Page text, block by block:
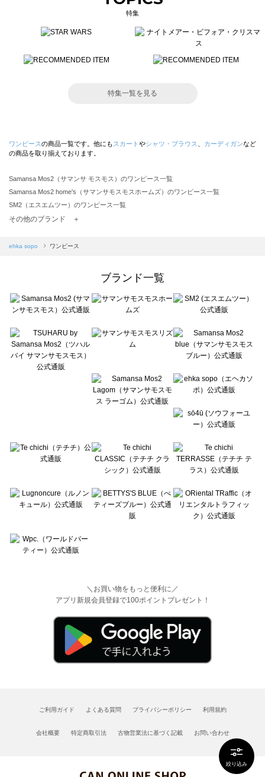
絞り込み
特集
特集一覧を見る
ワンピースの商品一覧です。他にも スカート やシャツ・ブラウス カーディガンなど
の商品を取り揃えております。
Samansa Mos2（サマンサ モスモス）のワンピース一覧
Samansa Mos2 home's（サマンサモスモスホームズ）のワンピース一覧
SM2（エスエムツー）のワンピース一覧
TSUHARU by Samansa Mos2（ツハルバイサマンサモスモス）のワンピース一覧
Samansa Mos2 blue（サマンサモスモス ブルー）のワンピース一覧
sō4ū（ソウフォーユー）のワンピース一覧
Te chichi（テチチ）のワンピース一覧
Te chichi CLASSIC（テチチ クラシック）のワンピース一覧
Lugnoncure（ルノンキュール）のワンピース一覧
BETTY'S BLUE（べティーズブルー）のワンピース一覧
Wpc.（ワールドパーティー）のワンピース一覧
その他のブランド ＋
ehka sopo ワンピース
ブランド一覧
＼お買い物をもっと便利に／
アプリ新規会員登録で100ポイントプレゼント！
ご利用ガイド よくある質問 プライバシーポリシー 利用規約
会社概要 特定商取引法 古物営業法に基づく記載 お問い合わせ